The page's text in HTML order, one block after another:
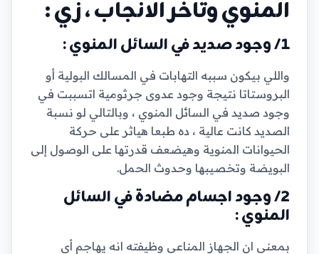
المنوي وتاخر الانجاب ، زي :
1/ وجود صديد في السائل المنوي :
واللي بيكون سببه التهابات في المسالك البولية أو
البروستاتا نتيجة وجود عدوى جرثومية اتسببت في
وجود صديد في السائل المنوي ، وبالتالي لو نسبة
الصديد كانت عالية ، ده طبعا هياثر على حركة
الحيوانات المنوية وهيضعف قدرتها على الوصول إلى
البويضة وتخصيبها وحدوث الحمل.
2/ وجود اجسام مضادة في السائل
المنوي :
بمعنى ان الجهاز المناعي وظيفته انه يهاجم أي